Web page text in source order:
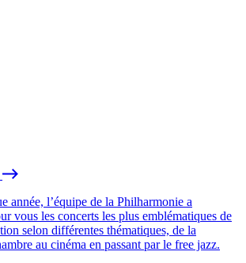
année, l’équipe de la Philharmonie a
vous les concerts les plus emblématiques de
selon différentes thématiques, de la
au cinéma en passant par le free jazz.